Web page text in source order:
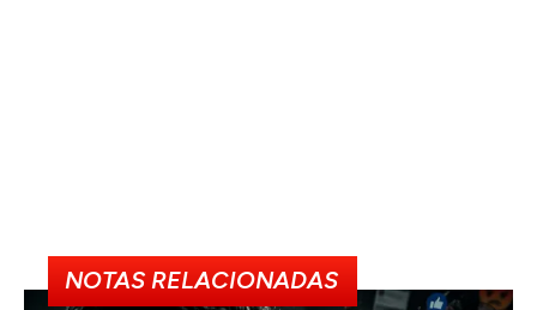
NOTAS RELACIONADAS